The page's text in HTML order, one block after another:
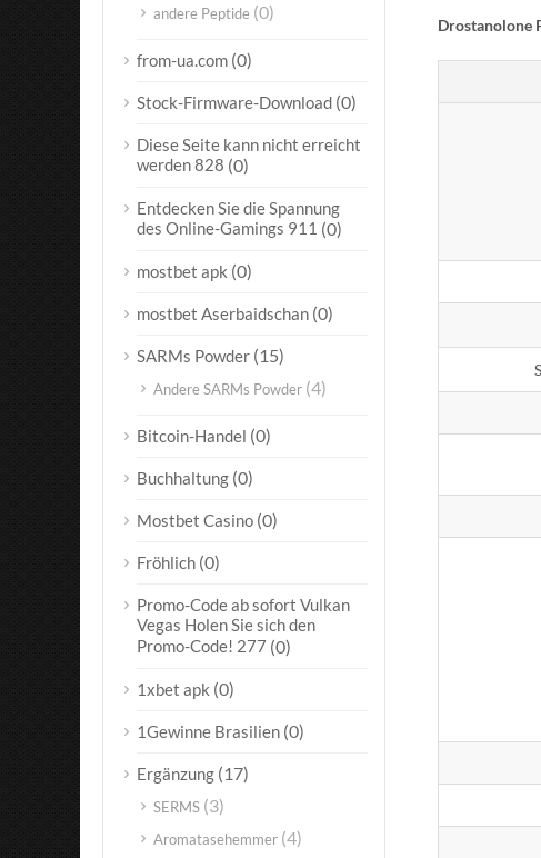
Drostanolone
andere Peptide (0)
from-ua.com (0)
Stock-Firmware-Download (0)
Diese Seite kann nicht erreicht
werden 828 (0)
Entdecken Sie die Spannung
des Online-Gamings 911 (0)
mostbet apk (0)
mostbet Aserbaidschan (0)
SARMs Powder (15)
Andere SARMs Powder (4)
Bitcoin-Handel (0)
Buchhaltung (0)
Mostbet Casino (0)
Fröhlich (0)
Promo-Code ab sofort Vulkan
Vegas Holen Sie sich den
Promo-Code! 277 (0)
1xbet apk (0)
1Gewinne Brasilien (0)
Ergänzung (17)
SERMS (3)
Aromatasehemmer (4)